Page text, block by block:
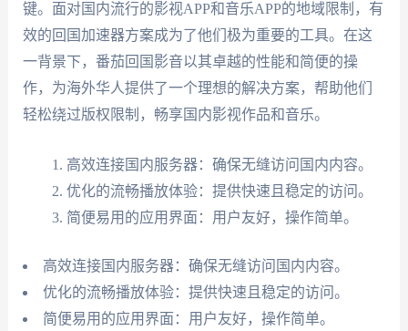
键。面对国内流行的影视APP和音乐APP的地域限制，有
效的回国加速器方案成为了他们极为重要的工具。在这
一背景下，番茄回国影音以其卓越的性能和简便的操
作，为海外华人提供了一个理想的解决方案，帮助他们
轻松绕过版权限制，畅享国内影视作品和音乐。
高效连接国内服务器：确保无缝访问国内内容。
优化的流畅播放体验：提供快速且稳定的访问。
简便易用的应用界面：用户友好，操作简单。
高效连接国内服务器：确保无缝访问国内内容。
优化的流畅播放体验：提供快速且稳定的访问。
简便易用的应用界面：用户友好，操作简单。